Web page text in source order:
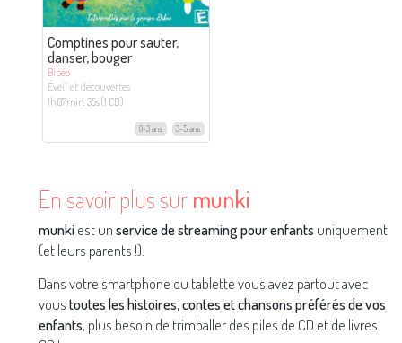
Comptines pour sauter,
danser, bouger
Bibéo
Éveil et découvertes
1h 07min. 35s (1 CD)
0-3 ans 3-5 ans
En savoir plus sur munki
munkiest unservice de streaming pour enfants uniquement
(et leurs parents !).
Dans votre smartphone ou tablette vous avez partout avec
voustoutes les histoires, contes et chansons préférés de vos
enfants, plus besoin de trimballer des piles de CD et de livres